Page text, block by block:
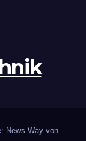
News Way von